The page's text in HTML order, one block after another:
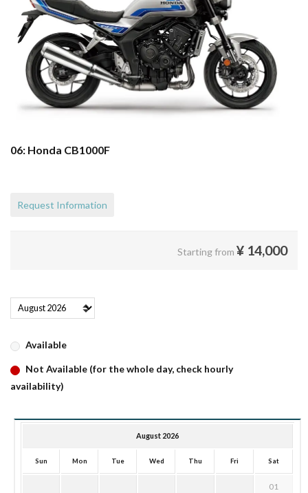
06: Honda CB1000F
Request Information
Starting from ¥ 14,000
Available
Not Available (for the whole day, check hourly
availability)
August 2026
Sun Mon Tue Wed Thu Fri Sat
01